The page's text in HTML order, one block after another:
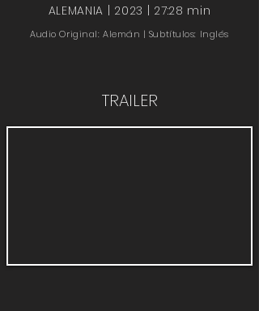
ALEMANIA | 2023 | 27:28 min
Audio Original: Alemán | Subtítulos: Inglés
TRAILER